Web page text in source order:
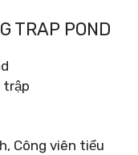
TRAP POND
trập
Công viên tiểu